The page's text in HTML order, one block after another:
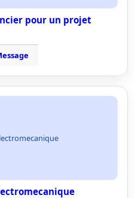
pour un projet